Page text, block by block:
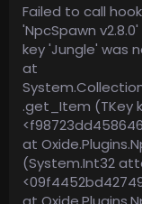
Failed to call
'NpcSpawn
key 'Jungle' was
at
.get_Item (TKey
at
(System.Int32